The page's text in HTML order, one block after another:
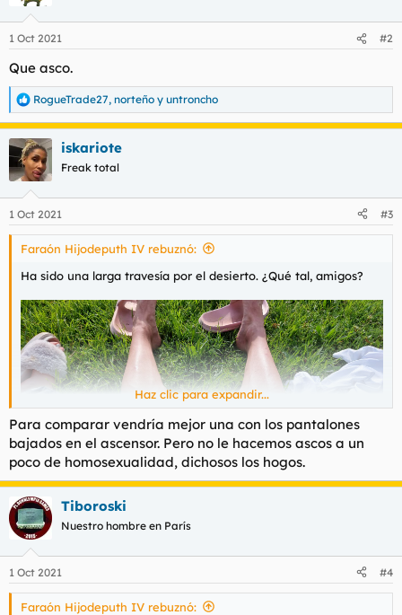
e
:
1 Oct 2021 #2
Que asco.
R
e
a
c
c
i
e
s
RogueTrade27, norteño y untroncho
iskariote
Freak total
1 Oct 2021 #3
Faraón Hijodeputh IV rebuznó:
Ha sido una larga travesía por el desierto. ¿Qué tal, amigos?
Haz clic para expandir...
Para comparar vendría mejor una con los pantalones
bajados en el ascensor. Pero no le hacemos ascos a un
poco de homosexualidad, dichosos los hogos.
Tiboroski
Nuestro hombre en París
1 Oct 2021 #4
Faraón Hijodeputh IV rebuznó: